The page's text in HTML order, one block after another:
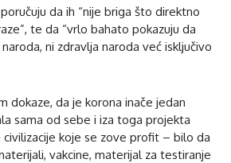
da ih “nije briga što direktno
te da “vrlo bahato pokazuju da
ni zdravlja naroda već isključivo
dokaze, da je korona inače jedan
sama od sebe i iza toga projekta
koje se zove profit – bilo da
vakcine, materijal za testiranje